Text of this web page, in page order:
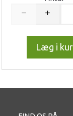
Læg i